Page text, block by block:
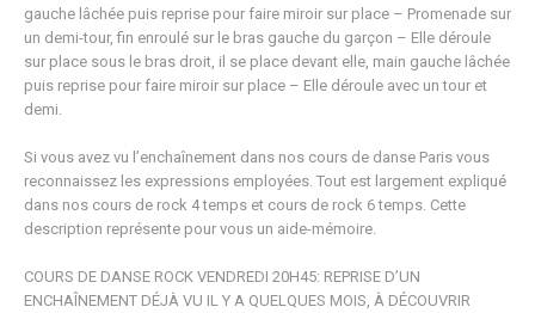
gauche lâchée puis reprise pour faire miroir sur place – Promenade sur
un demi-tour, fin enroulé sur le bras gauche du garçon – Elle déroule
sur place sous le bras droit, il se place devant elle, main gauche lâchée
puis reprise pour faire miroir sur place – Elle déroule avec un tour et
demi.
Si vous avez vu l’enchaînement dans nos cours de danse Paris vous
reconnaissez les expressions employées. Tout est largement expliqué
dans nos cours de rock 4 temps et cours de rock 6 temps. Cette
description représente pour vous un aide-mémoire.
COURS DE DANSE ROCK VENDREDI 20H45: REPRISE D’UN
ENCHAÎNEMENT DÉJÀ VU IL Y A QUELQUES MOIS, À DÉCOUVRIR